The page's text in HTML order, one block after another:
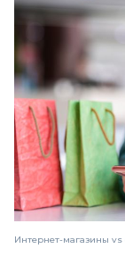
Интернет-магазины